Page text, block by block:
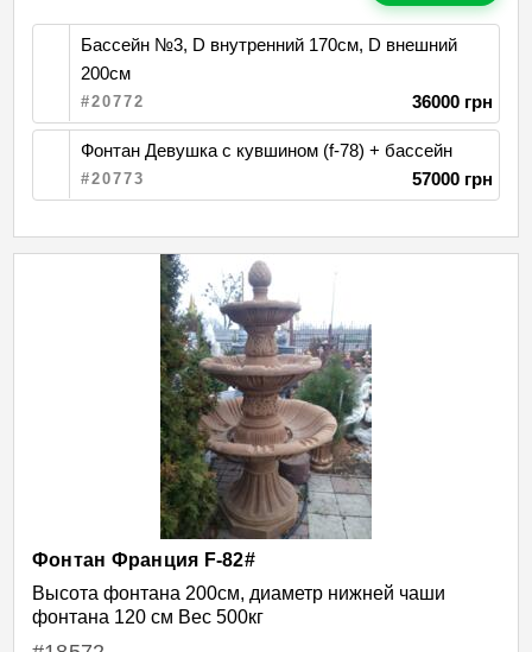
Бассейн №3, D внутренний 170см, D внешний
200см
#20772 36000 грн
Фонтан Девушка с кувшином (f-78) + бассейн
#20773 57000 грн
Фонтан Франция F-82#
Высота фонтана 200см, диаметр нижней чаши
фонтана 120 см Вес 500кг